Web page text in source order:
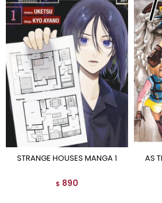
STRANGE HOUSES MANGA 1
$ 890
AS THE GOD WLL (SEGUNDA